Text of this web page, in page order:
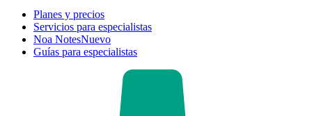
Planes y precios
Servicios para especialistas
Noa NotesNuevo
Guías para especialistas